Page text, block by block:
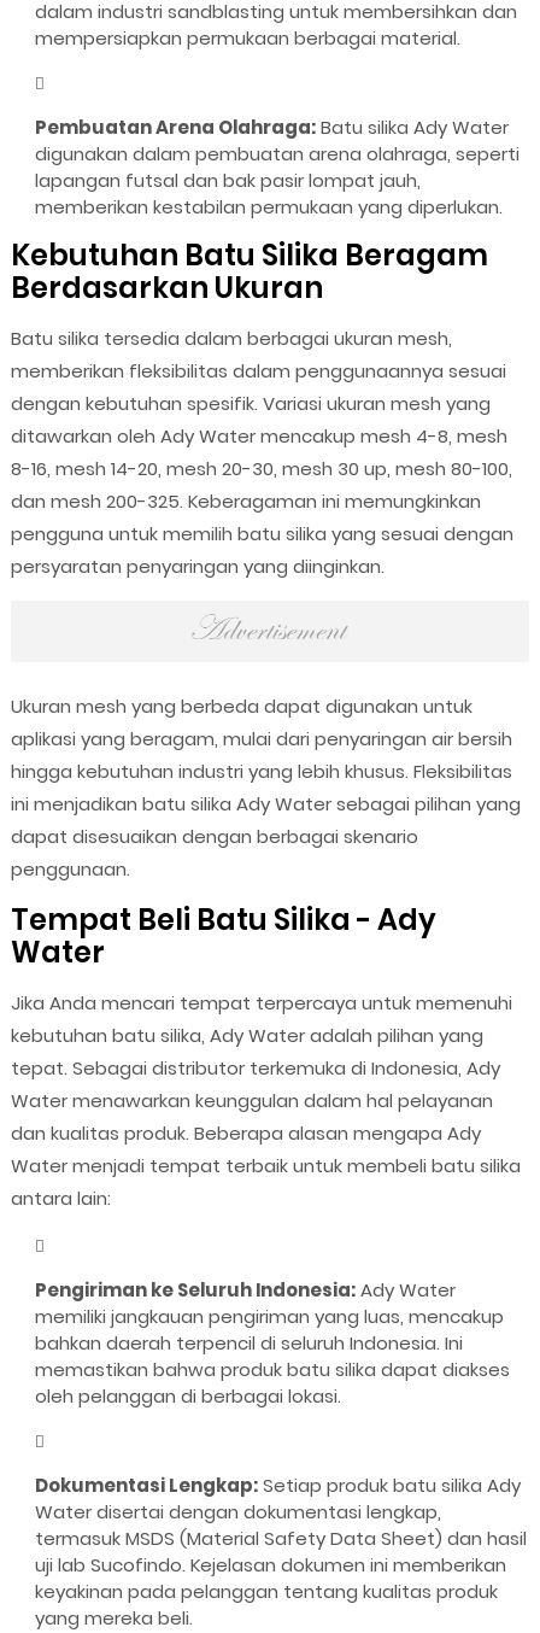
dalam industri sandblasting untuk membersihkan dan
mempersiapkan permukaan berbagai material.
Pembuatan Arena Olahraga:Batu silika Ady Water
digunakan dalam pembuatan arena olahraga, seperti
lapangan futsal dan bak pasir lompat jauh,
memberikan kestabilan permukaan yang diperlukan.
Kebutuhan Batu Silika Beragam
Berdasarkan Ukuran
Batu silika tersedia dalam berbagai ukuran mesh,
memberikan fleksibilitas dalam penggunaannya sesuai
dengan kebutuhan spesifik. Variasi ukuran mesh yang
ditawarkan oleh Ady Water mencakup mesh 4-8, mesh
8-16, mesh 14-20, mesh 20-30, mesh 30 up, mesh 80-100,
dan mesh 200-325. Keberagaman ini memungkinkan
pengguna untuk memilih batu silika yang sesuai dengan
persyaratan penyaringan yang diinginkan.
Ukuran mesh yang berbeda dapat digunakan untuk
aplikasi yang beragam, mulai dari penyaringan air bersih
hingga kebutuhan industri yang lebih khusus. Fleksibilitas
ini menjadikan batu silika Ady Water sebagai pilihan yang
dapat disesuaikan dengan berbagai skenario
penggunaan.
Tempat Beli Batu Silika - Ady
Water
Jika Anda mencari tempat terpercaya untuk memenuhi
kebutuhan batu silika, Ady Water adalah pilihan yang
tepat. Sebagai distributor terkemuka di Indonesia, Ady
Water menawarkan keunggulan dalam hal pelayanan
dan kualitas produk. Beberapa alasan mengapa Ady
Water menjadi tempat terbaik untuk membeli batu silika
antara lain:
Pengiriman ke Seluruh Indonesia:Ady Water
memiliki jangkauan pengiriman yang luas, mencakup
bahkan daerah terpencil di seluruh Indonesia. Ini
memastikan bahwa produk batu silika dapat diakses
oleh pelanggan di berbagai lokasi.
Dokumentasi Lengkap:Setiap produk batu silika Ady
Water disertai dengan dokumentasi lengkap,
termasuk MSDS (Material Safety Data Sheet) dan hasil
uji lab Sucofindo. Kejelasan dokumen ini memberikan
keyakinan pada pelanggan tentang kualitas produk
yang mereka beli.